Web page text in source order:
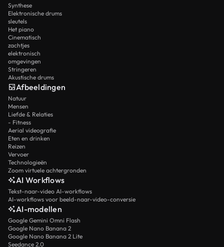
Synthese
Elektronische drums
sleutels
Het piano
Cinematisch
zachtjes
elektronisch
omgevingen
Stringeren
Akustische drums
Afbeeldingen
Natuur
Mensen
Liefde & Relaties
- Fitness
Aerial videografie
Eten en drinken
Reizen
Vervoer
Technologieën
Zoom virtuele achtergronden
AI Workflows
Tekst-naar-video AI-workflows
AI-workflows voor beeld-naar-video-conversie
AI-modellen
Google Gemini Omni Flash
Google Nano Banana 2
Google Nano Banana 2 Lite
Seedance 2.0